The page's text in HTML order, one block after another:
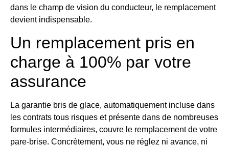
dans le champ de vision du conducteur, le remplacement
devient indispensable.
Un remplacement pris en
charge à 100% par votre
assurance
La garantie bris de glace, automatiquement incluse dans
les contrats tous risques et présente dans de nombreuses
formules intermédiaires, couvre le remplacement de votre
pare-brise. Concrètement, vous ne réglez ni avance, ni